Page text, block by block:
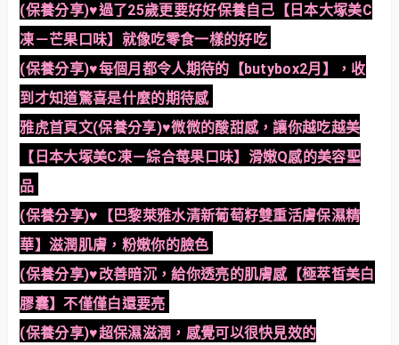
(保養分享)♥過了25歲更要好好保養自己【日本大塚美C
凍－芒果口味】就像吃零食一樣的好吃
(保養分享)♥每個月都令人期待的【butybox2月】，收
到才知道驚喜是什麼的期待感
雅虎首頁文(保養分享)♥微微的酸甜感，讓你越吃越美
【日本大塚美C凍－綜合莓果口味】滑嫩Q感的美容聖
品
(保養分享)♥【巴黎萊雅水清新葡萄籽雙重活膚保濕精
華】滋潤肌膚，粉嫩你的臉色
(保養分享)♥改善暗沉，給你透亮的肌膚感【極萃皙美白
膠囊】不僅僅白還要亮
(保養分享)♥超保濕滋潤，感覺可以很快見效的